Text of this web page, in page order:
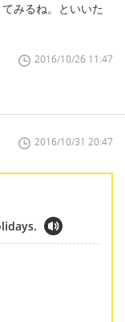
みるね。といいた
2016/10/26 11:47
2016/10/31 20:47